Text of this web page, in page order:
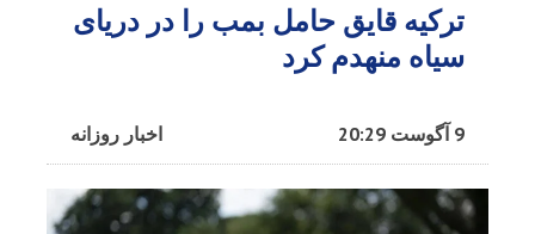
ترکیه قایق حامل بمب را در دریای
سیاه منهدم کرد
اخبار روزانه 9 آگوست 20:29